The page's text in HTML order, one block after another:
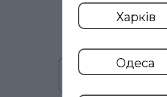
По-селянски
L
В кошик
Харків
Одеса